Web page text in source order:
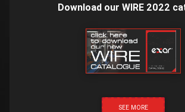
Download our WIRE 2022
SEE MORE